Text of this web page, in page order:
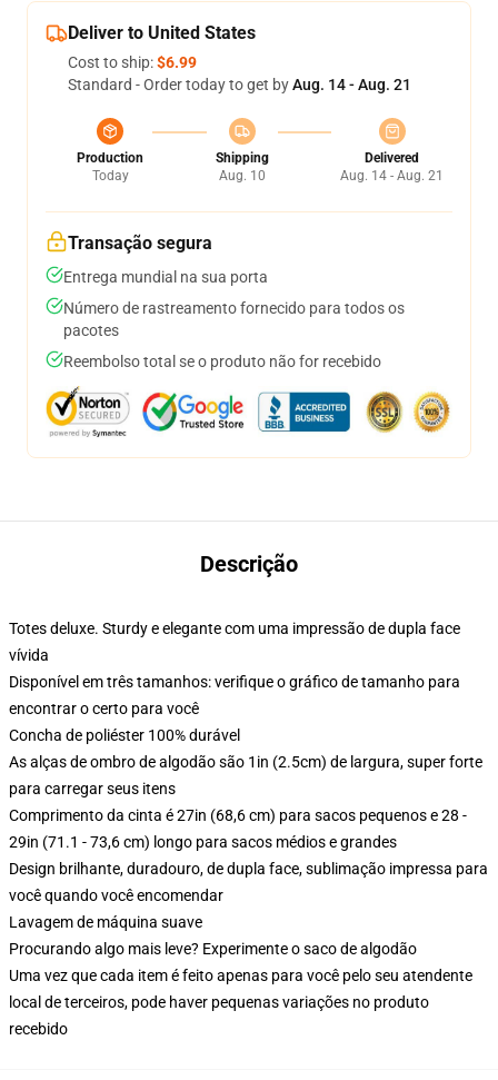
Deliver to United States
Cost to ship:$6.99
Standard - Order today to get byAug. 14 - Aug. 21
Production
Today
Shipping
Aug. 10
Delivered
Aug. 14 - Aug. 21
Transação segura
Entrega mundial na sua porta
Número de rastreamento fornecido para todos os
pacotes
Reembolso total se o produto não for recebido
Descrição
Totes deluxe. Sturdy e elegante com uma impressão de dupla face
vívida
Disponível em três tamanhos: verifique o gráfico de tamanho para
encontrar o certo para você
Concha de poliéster 100% durável
As alças de ombro de algodão são 1in (2.5cm) de largura, super forte
para carregar seus itens
Comprimento da cinta é 27in (68,6 cm) para sacos pequenos e 28 -
29in (71.1 - 73,6 cm) longo para sacos médios e grandes
Design brilhante, duradouro, de dupla face, sublimação impressa para
você quando você encomendar
Lavagem de máquina suave
Procurando algo mais leve? Experimente o saco de algodão
Uma vez que cada item é feito apenas para você pelo seu atendente
local de terceiros, pode haver pequenas variações no produto
recebido